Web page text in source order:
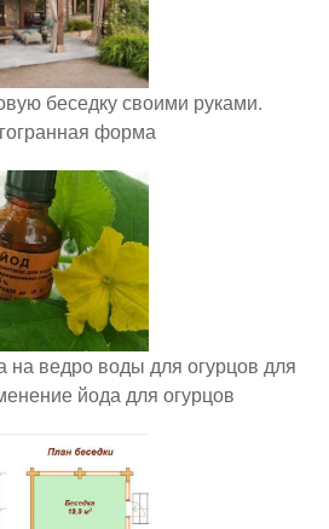
беседку своими руками.
форма
на ведро воды для огурцов для
йода для огурцов